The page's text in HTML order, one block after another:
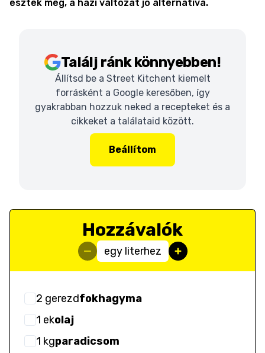
esztek meg, a házi változat jó alternatíva.
Találj ránk könnyebben!
Állítsd be a Street Kitchent kiemelt
forrásként a Google keresőben, így
gyakrabban hozzuk neked a recepteket és a
cikkeket a találataid között.
Beállítom
Hozzávalók
egy literhez
2 gerezdfokhagyma
1 ekolaj
1 kgparadicsom